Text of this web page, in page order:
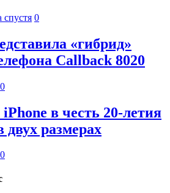
спустя 0
«гибрид»
Callback 8020
0
в честь 20-летия
двух размерах
0